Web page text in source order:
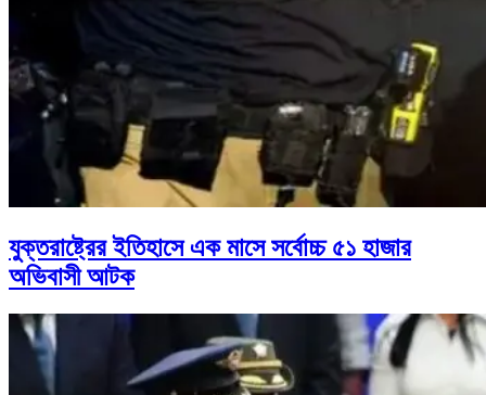
যুক্তরাষ্ট্রের ইতিহাসে এক মাসে সর্বোচ্চ ৫১ হাজার
অভিবাসী আটক